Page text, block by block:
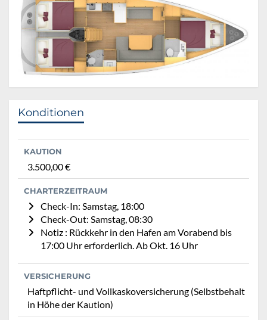
Konditionen
KAUTION
3.500,00 €
CHARTERZEITRAUM
Check-In: Samstag, 18:00
Check-Out: Samstag, 08:30
Notiz : Rückkehr in den Hafen am Vorabend bis
17:00 Uhr erforderlich. Ab Okt. 16 Uhr
VERSICHERUNG
Haftpflicht- und Vollkaskoversicherung (Selbstbehalt
in Höhe der Kaution)